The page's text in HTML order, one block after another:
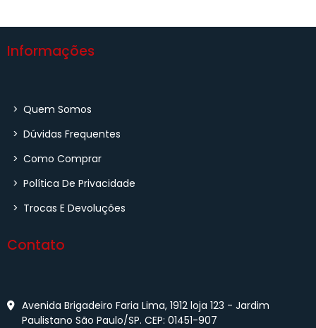
Informações
> Quem Somos
> Dúvidas Frequentes
> Como Comprar
> Política De Privacidade
> Trocas E Devoluções
Contato
Avenida Brigadeiro Faria Lima, 1912 loja 123 - Jardim
Paulistano São Paulo/SP. CEP: 01451-907